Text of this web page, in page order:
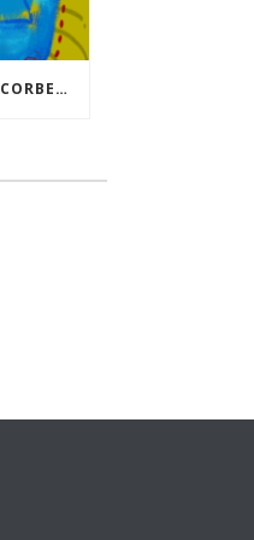
CLARA BILLAUD, NOTRE CORBEAU SUAVE, NOUS LIVRE QUELQUES INFOS SUR SON NOUVEAU “JEU”.